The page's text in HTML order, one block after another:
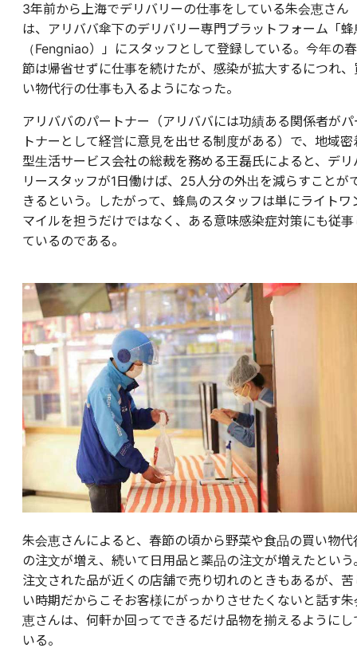
3年前から上海でデリバリーの仕事をしている朱会恵さん
は、アリババ傘下のデリバリー専門プラットフォーム「蜂
（Fengniao）」にスタッフとして登録している。今年の春
節は帰省せずに仕事を続けたが、感染が拡大するにつれ、
い物代行の仕事も入るようになった。
アリババのパートナー（アリババには功績ある関係者がパ
トナーとして経営に意見を出せる制度がある）で、地域密
型生活サービス会社の総裁を務める王磊氏によると、デリ
リースタッフが1日働けば、25人分の外出を減らすことが
きるという。したがって、蜂鳥のスタッフは単にライトワ
マイルを担うだけではなく、ある意味感染症対策にも従事
ているのである。
朱会恵さんによると、春節の頃から野菜や食品の買い物代
の注文が増え、続いて日用品と薬品の注文が増えたという
注文された品が近くの店舗で売り切れのときもあるが、苦
い時期だからこそお客様にがっかりさせたくないと話す朱
恵さんは、何軒か回ってできるだけ品物を揃えるようにし
いる。